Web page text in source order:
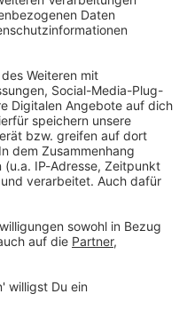
abhängig vom